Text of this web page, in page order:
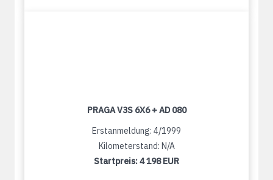
PRAGA V3S 6X6 + AD 080
Erstanmeldung: 4/1999
Kilometerstand: N/A
Startpreis:4 198 EUR